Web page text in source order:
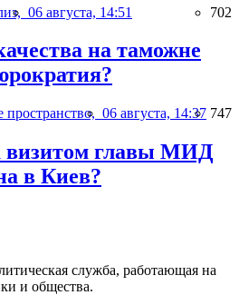
06 августа, 14:51 702
на таможне
пространство, 06 августа, 14:37 747
визитом главы МИД
в Киев?
служба, работающая на
и общества.